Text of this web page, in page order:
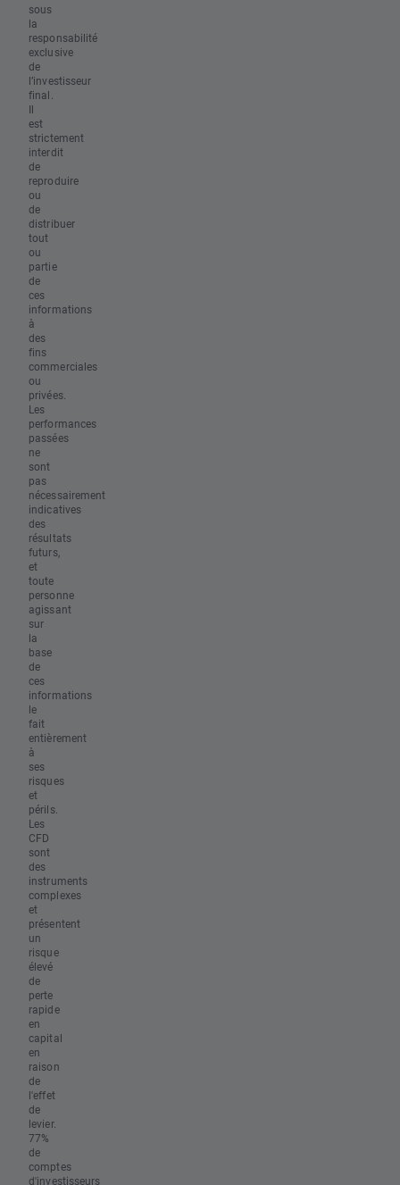
sous
la
responsabilité
exclusive
de
l’investisseur
final.
Il
est
strictement
interdit
de
reproduire
ou
de
distribuer
tout
ou
partie
de
ces
informations
à
des
fins
commerciales
ou
privées.
Les
performances
passées
ne
sont
pas
nécessairement
indicatives
des
résultats
futurs,
et
toute
personne
agissant
sur
la
base
de
ces
informations
le
fait
entièrement
à
ses
risques
et
périls.
Les
CFD
sont
des
instruments
complexes
et
présentent
un
risque
élevé
de
perte
rapide
en
capital
en
raison
de
l'effet
de
levier.
77%
de
comptes
d'investisseurs